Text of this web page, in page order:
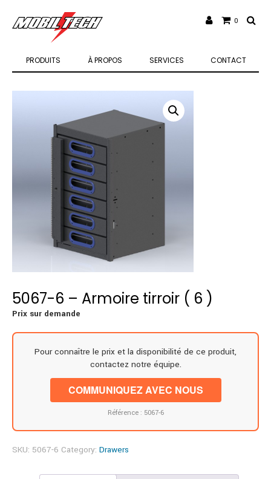
PRODUITS À PROPOS SERVICES CONTACT
0
5067-6 – Armoire tirroir ( 6 )
Prix sur demande
Pour connaître le prix et la disponibilité de ce produit,
contactez notre équipe.
COMMUNIQUEZ AVEC NOUS
Référence : 5067-6
SKU: 5067-6 Category: Drawers